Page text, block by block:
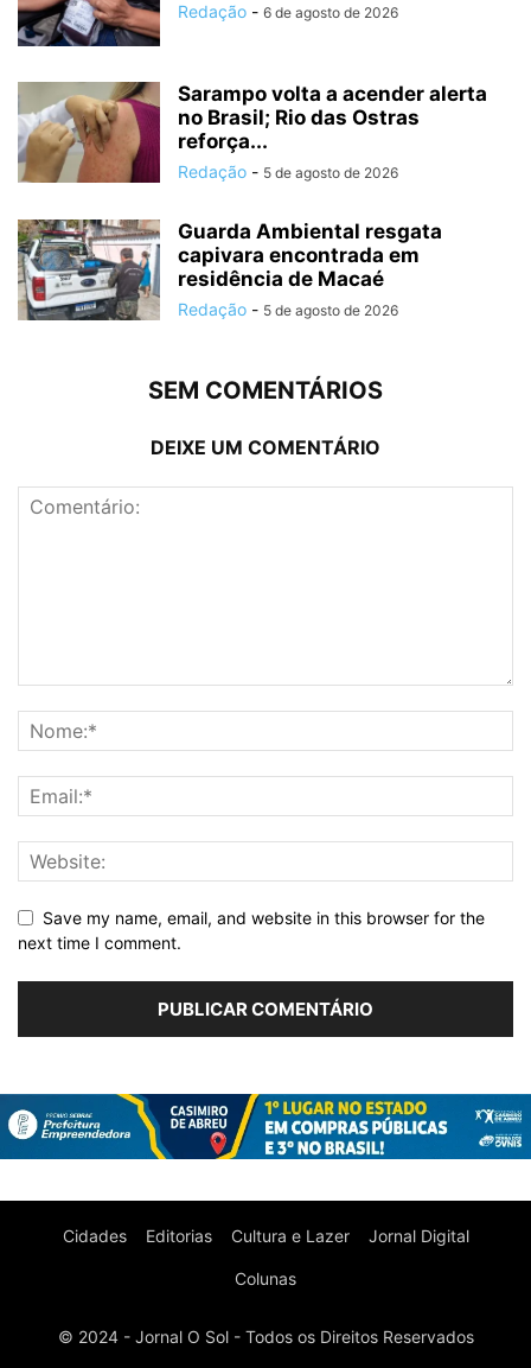
Redação - 6 de agosto de 2026
Sarampo volta a acender alerta
no Brasil; Rio das Ostras
reforça...
Redação - 5 de agosto de 2026
Guarda Ambiental resgata
capivara encontrada em
residência de Macaé
Redação - 5 de agosto de 2026
SEM COMENTÁRIOS
DEIXE UM COMENTÁRIO
Save my name, email, and website in this browser for the
next time I comment.
Cidades Editorias Cultura e Lazer Jornal Digital
Colunas
© 2024 - Jornal O Sol - Todos os Direitos Reservados